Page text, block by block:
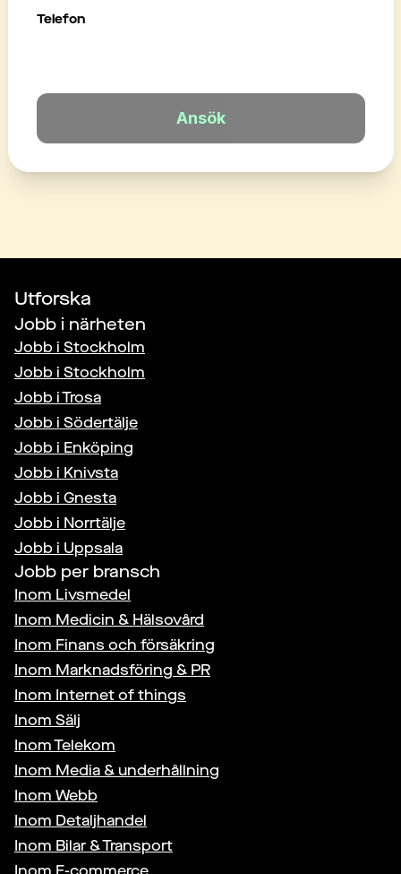
Telefon
Ansök
Utforska
Jobb i närheten
Jobb i Stockholm
Jobb i Stockholm
Jobb iTrosa
Jobb i Södertälje
Jobb i Enköping
Jobb i Knivsta
Jobb i Gnesta
Jobb i Norrtälje
Jobb i Uppsala
Jobb per bransch
Inom Livsmedel
Inom Medicin & Hälsovård
Inom Finans och försäkring
Inom Marknadsföring & PR
Inom Internet of things
Inom Sälj
InomTelekom
Inom Media & underhållning
Inom Webb
Inom Detaljhandel
Inom Bilar & Transport